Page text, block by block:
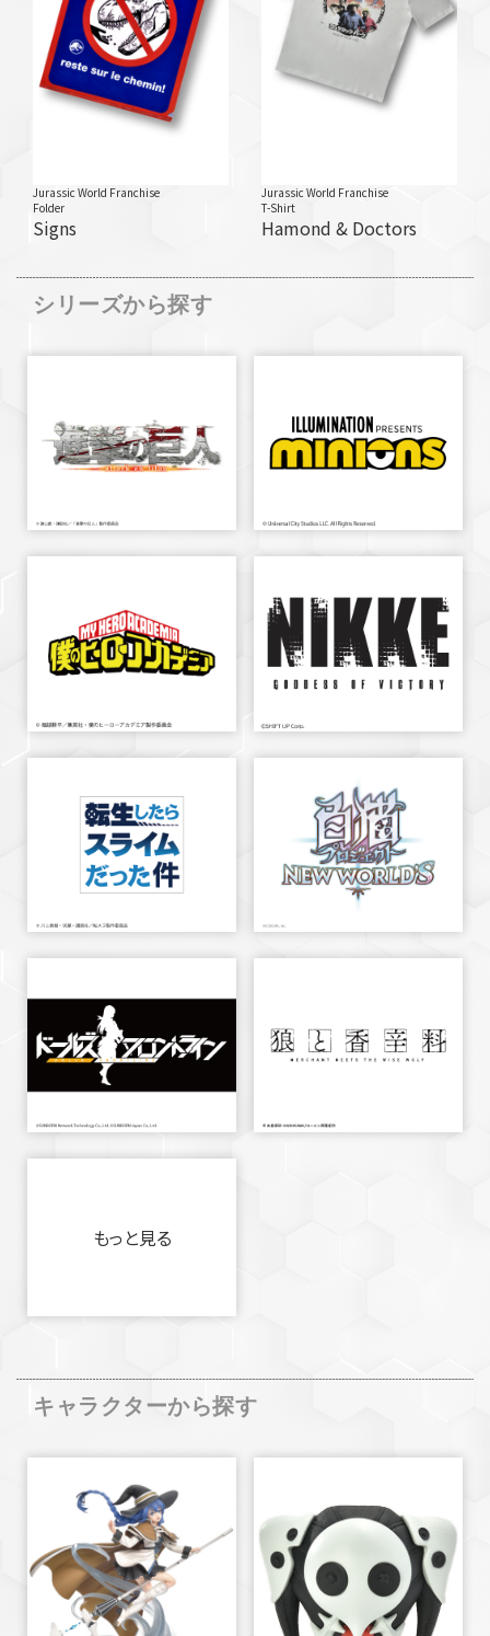
Jurassic World Franchise
Folder
Signs
Jurassic World Franchise
T-Shirt
Hamond & Doctors
シリーズから探す
もっと見る
キャラクターから探す